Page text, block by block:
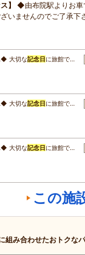
◆由布院駅よりお
いませんのでご了承下
大切な記念日 に旅館で…
大切な記念日 に旅館で…
大切な記念日 に旅館で…
この施
組み合わせたおトクな